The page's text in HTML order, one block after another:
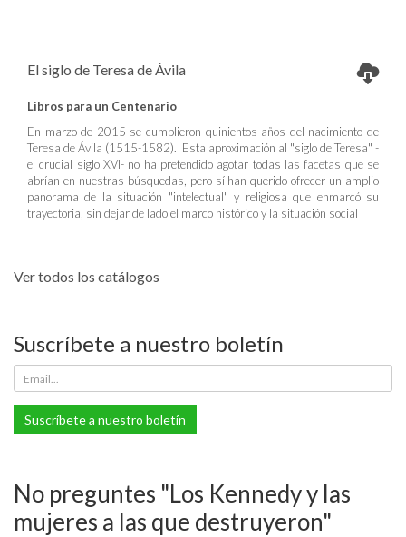
El siglo de Teresa de Ávila
Libros para un Centenario
En marzo de 2015 se cumplieron quinientos años del nacimiento de
Teresa de Ávila (1515-1582). Esta aproximación al "siglo de Teresa" -
el crucial siglo XVI- no ha pretendido agotar todas las facetas que se
abrían en nuestras búsquedas, pero sí han querido ofrecer un amplio
panorama de la situación "intelectual" y religiosa que enmarcó su
trayectoria, sin dejar de lado el marco histórico y la situación social
Ver todos los catálogos
Suscríbete a nuestro boletín
Suscríbete a nuestro boletín
No preguntes "Los Kennedy y las
mujeres a las que destruyeron"